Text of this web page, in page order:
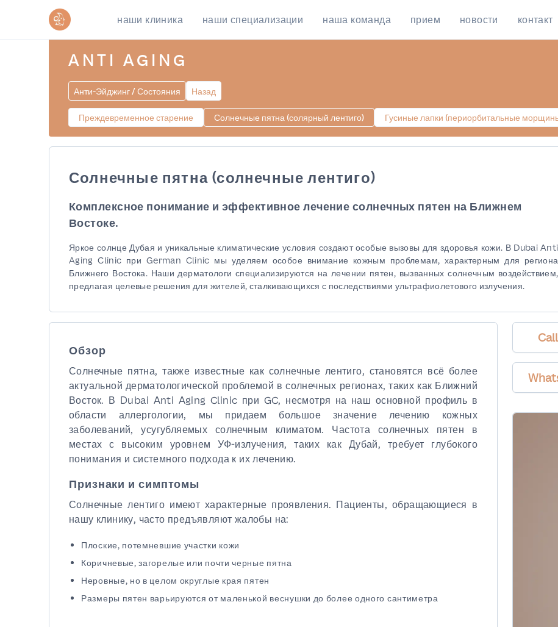
наши клиника наши специализации наша команда прием новости контакт
ANTI AGING
Анти-Эйджинг / Состояния Назад
Преждевременное старение Солнечные пятна (солярный лентиго) Гусиные лапки (периорбитальные
Солнечные пятна (солнечные лентиго)
Комплексное понимание и эффективное лечение солнечных пятен на Ближнем
Востоке.
Яркое солнце Дубая и уникальные климатические условия создают особые вызовы для здоровья кожи. В Dubai Anti
Aging Clinic при German Clinic мы уделяем особое внимание кожным проблемам, характерным для региона
Ближнего Востока. Наши дерматологи специализируются на лечении пятен, вызванных солнечным воздействием,
предлагая целевые решения для жителей, сталкивающихся с последствиями ультрафиолетового излучения.
Обзор
Солнечные пятна, также известные как солнечные лентиго, становятся всё более
актуальной дерматологической проблемой в солнечных регионах, таких как Ближний
Восток. В Dubai Anti Aging Clinic при GC, несмотря на наш основной профиль в
области аллергологии, мы придаем большое значение лечению кожных
заболеваний, усугубляемых солнечным климатом. Частота солнечных пятен в
местах с высоким уровнем УФ-излучения, таких как Дубай, требует глубокого
понимания и системного подхода к их лечению.
Признаки и симптомы
Солнечные лентиго имеют характерные проявления. Пациенты, обращающиеся в
нашу клинику, часто предъявляют жалобы на:
Плоские, потемневшие участки кожи
Коричневые, загорелые или почти черные пятна
Неровные, но в целом округлые края пятен
Размеры пятен варьируются от маленькой веснушки до более одного сантиметра